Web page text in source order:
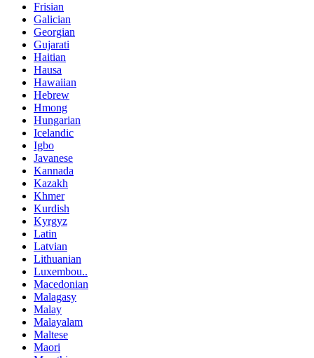
Frisian
Galician
Georgian
Gujarati
Haitian
Hausa
Hawaiian
Hebrew
Hmong
Hungarian
Icelandic
Igbo
Javanese
Kannada
Kazakh
Khmer
Kurdish
Kyrgyz
Latin
Latvian
Lithuanian
Luxembou..
Macedonian
Malagasy
Malay
Malayalam
Maltese
Maori